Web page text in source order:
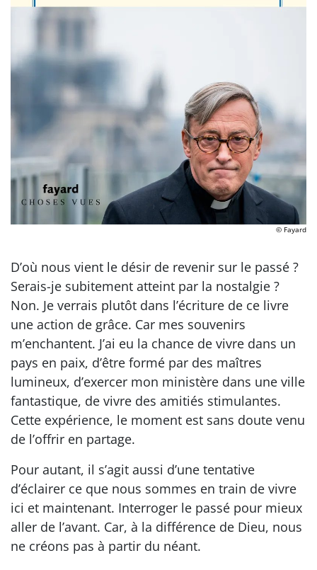
© Fayard
D’où nous vient le désir de revenir sur le passé ?
Serais-je subitement atteint par la nostalgie ?
Non. Je verrais plutôt dans l’écriture de ce livre
une action de grâce. Car mes souvenirs
m’enchantent. J’ai eu la chance de vivre dans un
pays en paix, d’être formé par des maîtres
lumineux, d’exercer mon ministère dans une ville
fantastique, de vivre des amitiés stimulantes.
Cette expérience, le moment est sans doute venu
de l’offrir en partage.
Pour autant, il s’agit aussi d’une tentative
d’éclairer ce que nous sommes en train de vivre
ici et maintenant. Interroger le passé pour mieux
aller de l’avant. Car, à la différence de Dieu, nous
ne créons pas à partir du néant.